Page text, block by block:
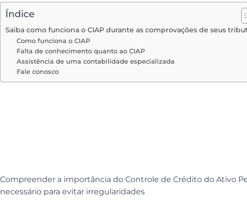
Índice
Saiba como funciona o CIAP durante as comprovações de seus
Como funciona o CIAP
Falta de conhecimento quanto ao CIAP
Assistência de uma contabilidade especializada
Fale conosco
Compreender a importância do Controle de Crédito do Ativo
necessário para evitar irregularidades